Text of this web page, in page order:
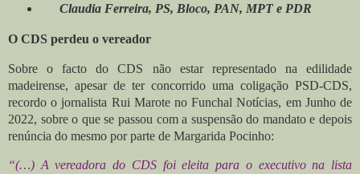
Claudia Ferreira, PS, Bloco, PAN, MPT e PDR
O CDS perdeu o vereador
Sobre o facto do CDS não estar representado na edilidade
madeirense, apesar de ter concorrido uma coligação PSD-CDS,
recordo o jornalista Rui Marote no Funchal Notícias, em Junho de
2022, sobre o que se passou com a suspensão do mandato e depois
renúncia do mesmo por parte de Margarida Pocinho:
“(…) A vereadora do CDS foi eleita para o executivo na lista